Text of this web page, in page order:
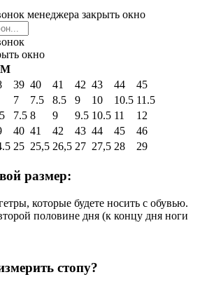
менеджера закрыть окно
окно
39 40 41 42 43 44
45
7 7.5 8.5 9 10 10.5 11.5
7.5 8 9 9.5 10.5 11
12
40 41 42 43 44 45
46
25 25,5 26,5 27 27,5 28 29
размер:
которые будете носить с обувью.
половине дня (к концу дня ноги
стопу?